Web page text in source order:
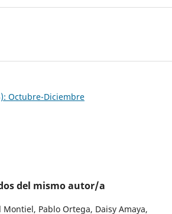
Octubre-Diciembre
del mismo autor/a
Montiel, Pablo Ortega, Daisy Amaya,